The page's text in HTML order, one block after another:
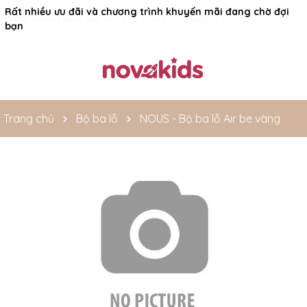
Rất nhiều ưu đãi và chương trình khuyến mãi đang chờ đợi
bạn
Trang chủ Bộ ba lỗ NOUS - Bộ ba lỗ Air be vàng